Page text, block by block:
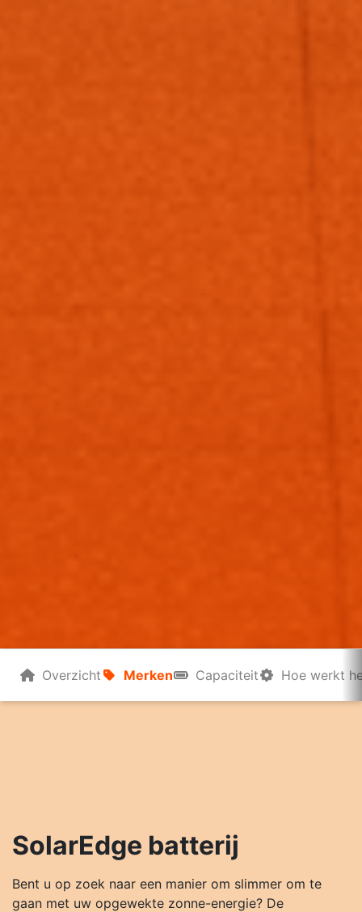
Overzicht Merken Capaciteit Hoe werkt
SolarEdge batterij
Bent u op zoek naar een manier om slimmer om te
gaan met uw opgewekte zonne-energie? De